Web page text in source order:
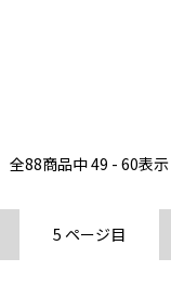
全88商品中49 - 60表示
5 ページ目